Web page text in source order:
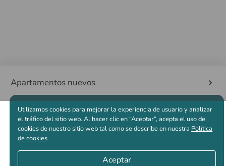
Apartamentos nuevos
Casas nuevas en venta
Vivienda de interés social
Utilizamos cookies para mejorar la experiencia de usuario y analizar
el tráfico del sitio web. Al hacer clic en “Aceptar“, acepta el uso de
cookies de nuestro sitio web tal como se describe en nuestra Política
de cookies
Aceptar